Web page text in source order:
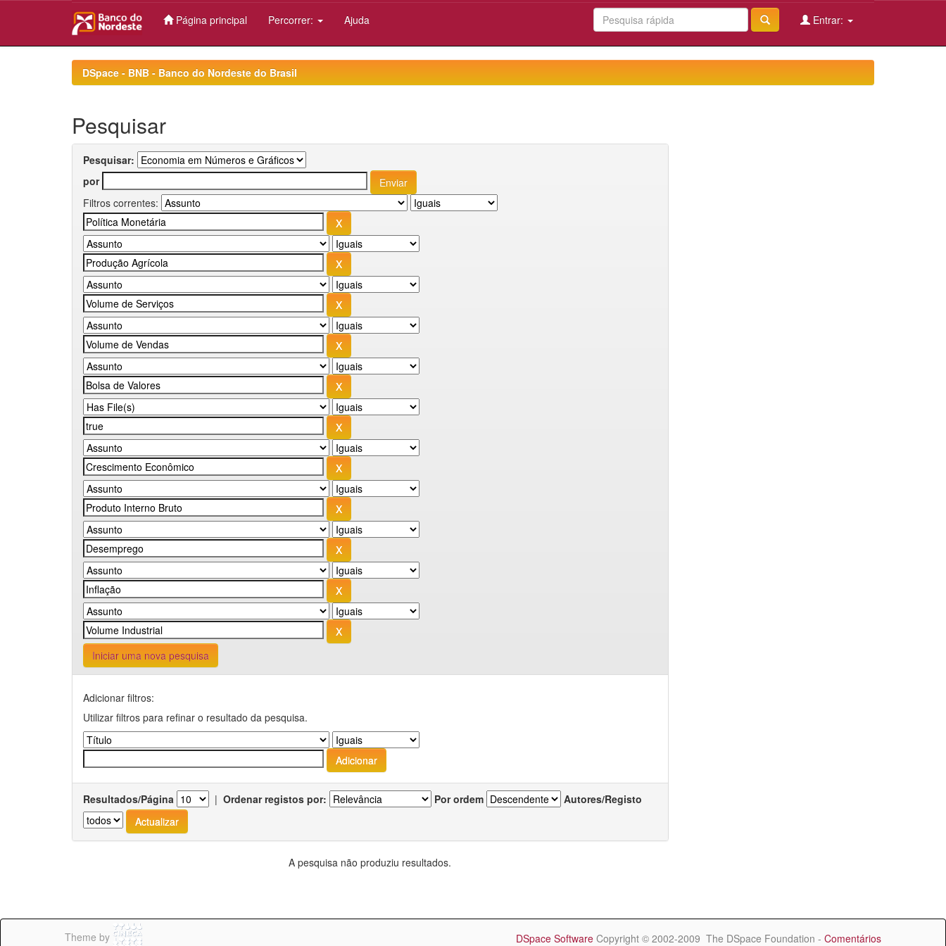
Página principal Percorrer: Ajuda Entrar:
DSpace - BNB - Banco do Nordeste do Brasil
Pesquisar
Pesquisar:
por
Filtros correntes:
Iniciar uma nova pesquisa
Adicionar filtros:
Utilizar filtros para refinar o resultado da pesquisa.
Resultados/Página | Ordenar registos por: Por ordem Autores/Registo
A pesquisa não produziu resultados.
Theme by DSpace Software Copyright © 2002-2009 The DSpace Foundation - Comentários